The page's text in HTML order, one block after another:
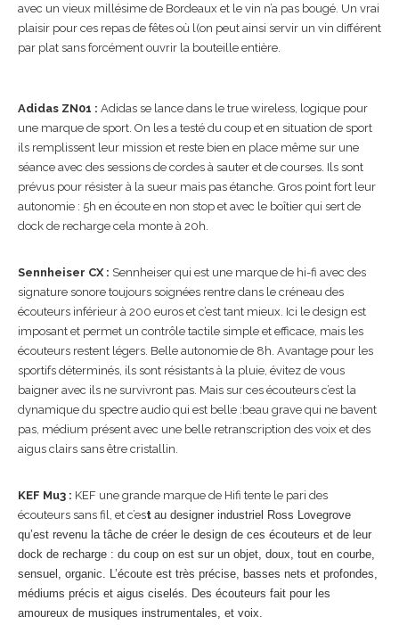
avec un vieux millésime de Bordeaux et le vin n’a pas bougé. Un vrai
plaisir pour ces repas de fêtes où l(on peut ainsi servir un vin différent
par plat sans forcément ouvrir la bouteille entière.
Adidas ZN01 : Adidas se lance dans le true wireless, logique pour
une marque de sport. On les a testé du coup et en situation de sport
ils remplissent leur mission et reste bien en place même sur une
séance avec des sessions de cordes à sauter et de courses. Ils sont
prévus pour résister à la sueur mais pas étanche. Gros point fort leur
autonomie : 5h en écoute en non stop et avec le boîtier qui sert de
dock de recharge cela monte à 20h.
Sennheiser CX : Sennheiser qui est une marque de hi-fi avec des
signature sonore toujours soignées rentre dans le créneau des
écouteurs inférieur à 200 euros et c’est tant mieux. Ici le design est
imposant et permet un contrôle tactile simple et efficace, mais les
écouteurs restent légers. Belle autonomie de 8h. Avantage pour les
sportifs déterminés, ils sont résistants à la pluie, évitez de vous
baigner avec ils ne survivront pas. Mais sur ces écouteurs c’est la
dynamique du spectre audio qui est belle :beau grave qui ne bavent
pas, médium présent avec une belle retranscription des voix et des
aigus clairs sans être cristallin.
KEF Mu3 : KEF une grande marque de Hifi tente le pari des
écouteurs sans fil, et c’est au designer industriel Ross Lovegrove
qu’est revenu la tâche de créer le design de ces écouteurs et de leur
dock de recharge : du coup on est sur un objet, doux, tout en courbe,
sensuel, organic. L’écoute est très précise, basses nets et profondes,
médiums précis et aigus ciselés. Des écouteurs fait pour les
amoureux de musiques instrumentales, et voix.